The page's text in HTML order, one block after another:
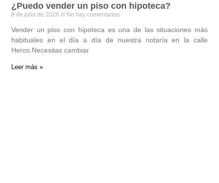
¿Puedo vender un piso con hipoteca?
8 de julio de 2026 No hay comentarios
Vender un piso con hipoteca es una de las situaciones más
habituales en el día a día de nuestra notaría en la calle
Heros.Necesitas cambiar
Leer más »